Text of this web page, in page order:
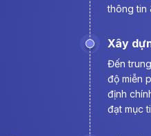
thông tin
Xây
Đến
độ miễn
định
đạt mục